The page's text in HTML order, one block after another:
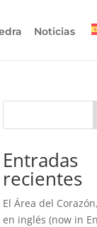
Noticias
Entradas
recientes
El Área del
en inglés (now in